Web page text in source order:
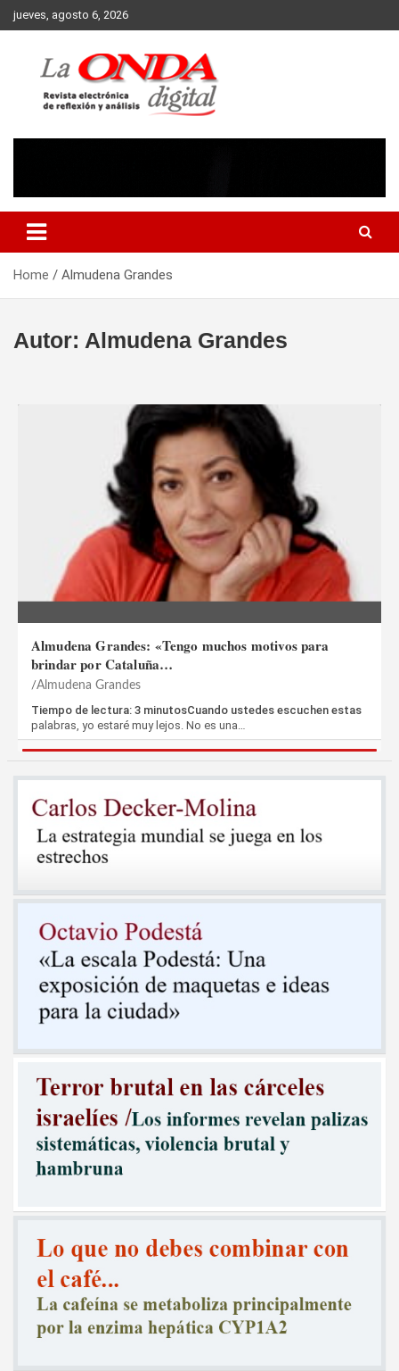
Skip
to
jueves, agosto 6, 2026
Home Almudena Grandes
Autor: Almudena Grandes
Almudena Grandes: «Tengo muchos motivos para
brindar por Cataluña…
Almudena Grandes
Tiempo de lectura: 3 minutosCuando ustedes escuchen estas
palabras, yo estaré muy lejos. No es una…